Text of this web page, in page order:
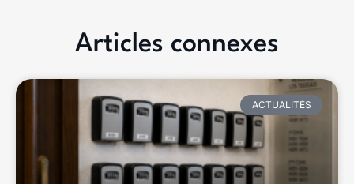
Articles connexes
ACTUALITÉS